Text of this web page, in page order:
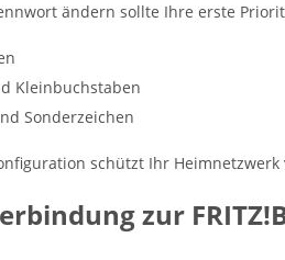
ändern sollte Ihre erste
Kleinbuchstaben
Sonderzeichen
schützt Ihr
zur